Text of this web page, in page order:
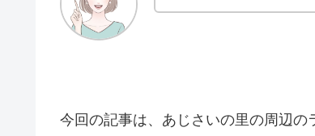
今回の記事は、あじさいの里の周辺の